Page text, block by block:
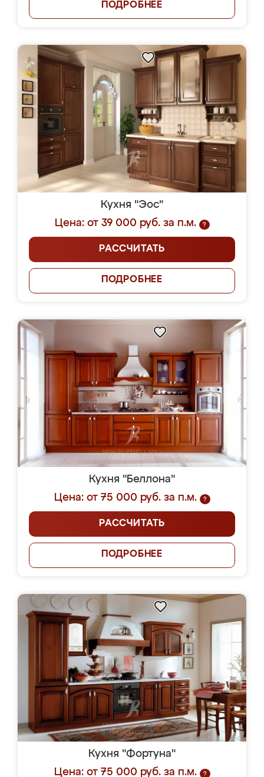
ПОДРОБНЕЕ
Кухня "Эос"
Цена: от 39 000 руб. за п.м.
?
РАССЧИТАТЬ
ПОДРОБНЕЕ
Кухня "Беллона"
Цена: от 75 000 руб. за п.м.
?
РАССЧИТАТЬ
ПОДРОБНЕЕ
Кухня "Фортуна"
Цена: от 75 000 руб. за п.м.
?